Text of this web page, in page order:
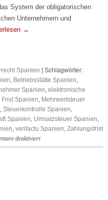
System der obligatorischen
Unternehmern und
→
Spanien | Schlagwörter:
, Betriebsstätte Spanien,
Spanien, elektronische
Frist Spanien, Mehrwertsteuer
, Steuerkontrolle Spanien,
Spanien, Umsatzsteuer Spanien,
, verifactu Spanien, Zahlungsfrist
deaktiviertfür
e-